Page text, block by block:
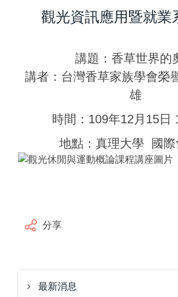
觀光資訊應用暨就業
講題：香草世界的
講者：台灣香草家族學會榮
雄
時間：109年12月15日
地點：真理大學 國際
分享
最新消息